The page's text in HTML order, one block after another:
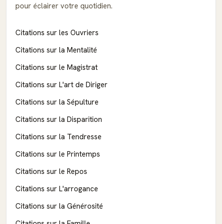
pour éclairer votre quotidien.
Citations sur les Ouvriers
Citations sur la Mentalité
Citations sur le Magistrat
Citations sur L'art de Diriger
Citations sur la Sépulture
Citations sur la Disparition
Citations sur la Tendresse
Citations sur le Printemps
Citations sur le Repos
Citations sur L'arrogance
Citations sur la Générosité